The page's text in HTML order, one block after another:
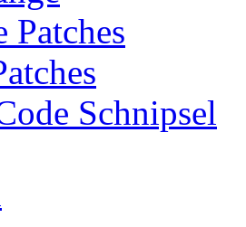
Patches
Schnipsel